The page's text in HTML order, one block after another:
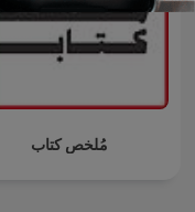
مُلخص كتاب